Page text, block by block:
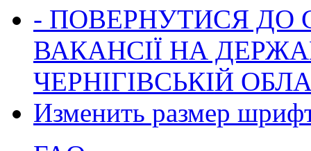
- ПОВЕРНУТИСЯ ДО
ВАКАНСІЇ НА
ЧЕРНІГІВСЬКІЙ
Изменить размер